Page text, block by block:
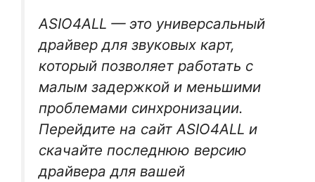
ASIO4ALL — это универсальный
драйвер для звуковых карт,
который позволяет работать с
малым задержкой и меньшими
проблемами синхронизации.
Перейдите на сайт ASIO4ALL и
скачайте последнюю версию
драйвера для вашей